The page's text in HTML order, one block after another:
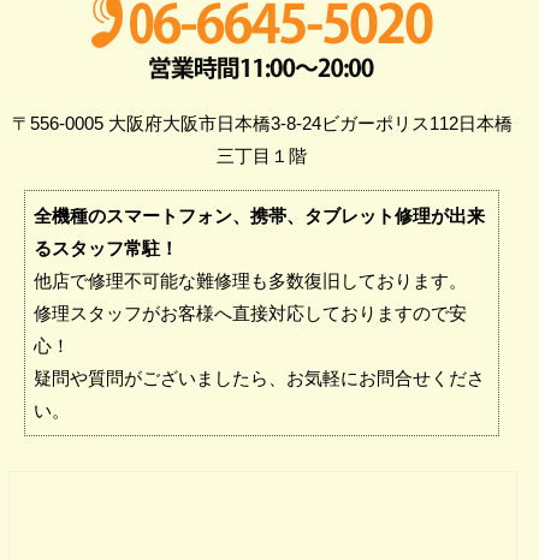
〒556-0005 大阪府大阪市日本橋3-8-24ビガーポリス112日本橋
三丁目１階
全機種のスマートフォン、携帯、タブレット修理が出来
るスタッフ常駐！
他店で修理不可能な難修理も多数復旧しております。
修理スタッフがお客様へ直接対応しておりますので安
心！
疑問や質問がございましたら、お気軽にお問合せくださ
い。